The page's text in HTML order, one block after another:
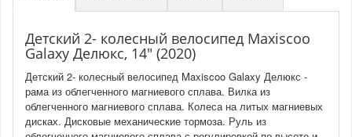
Детский 2- колесный велосипед Maxiscoo
Galaxy Делюкс, 14" (2020)
Детский 2- колесный велосипед Maxiscoo Galaxy Делюкс -
рама из облегченного магниевого сплава. Вилка из
облегченного магниевого сплава. Колеса на литых магниевых
дисках. Дисковые механические тормоза. Руль из